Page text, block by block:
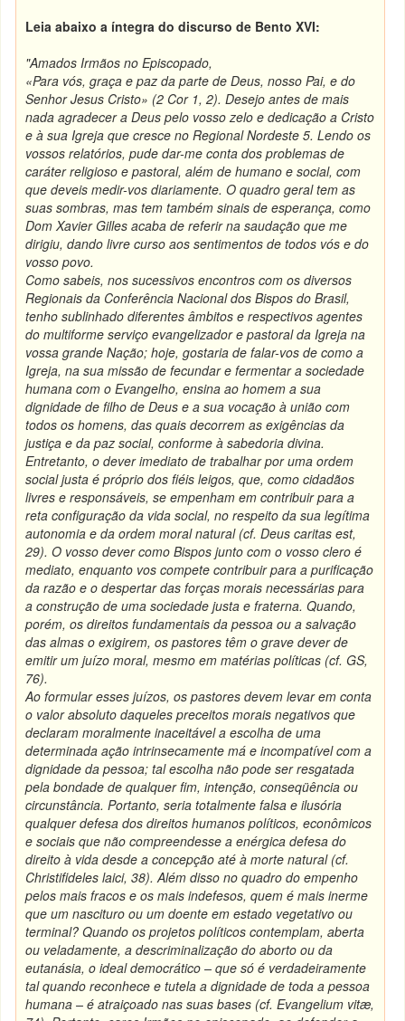
Leia abaixo a íntegra do discurso de Bento XVI:
"Amados Irmãos no Episcopado,
«Para vós, graça e paz da parte de Deus, nosso Pai, e do
Senhor Jesus Cristo» (2 Cor 1, 2). Desejo antes de mais
nada agradecer a Deus pelo vosso zelo e dedicação a Cristo
e à sua Igreja que cresce no Regional Nordeste 5. Lendo os
vossos relatórios, pude dar-me conta dos problemas de
caráter religioso e pastoral, além de humano e social, com
que deveis medir-vos diariamente. O quadro geral tem as
suas sombras, mas tem também sinais de esperança, como
Dom Xavier Gilles acaba de referir na saudação que me
dirigiu, dando livre curso aos sentimentos de todos vós e do
vosso povo.
Como sabeis, nos sucessivos encontros com os diversos
Regionais da Conferência Nacional dos Bispos do Brasil,
tenho sublinhado diferentes âmbitos e respectivos agentes
do multiforme serviço evangelizador e pastoral da Igreja na
vossa grande Nação; hoje, gostaria de falar-vos de como a
Igreja, na sua missão de fecundar e fermentar a sociedade
humana com o Evangelho, ensina ao homem a sua
dignidade de filho de Deus e a sua vocação à união com
todos os homens, das quais decorrem as exigências da
justiça e da paz social, conforme à sabedoria divina.
Entretanto, o dever imediato de trabalhar por uma ordem
social justa é próprio dos fiéis leigos, que, como cidadãos
livres e responsáveis, se empenham em contribuir para a
reta configuração da vida social, no respeito da sua legítima
autonomia e da ordem moral natural (cf. Deus caritas est,
29). O vosso dever como Bispos junto com o vosso clero é
mediato, enquanto vos compete contribuir para a purificação
da razão e o despertar das forças morais necessárias para
a construção de uma sociedade justa e fraterna. Quando,
porém, os direitos fundamentais da pessoa ou a salvação
das almas o exigirem, os pastores têm o grave dever de
emitir um juízo moral, mesmo em matérias políticas (cf. GS,
76).
Ao formular esses juízos, os pastores devem levar em conta
o valor absoluto daqueles preceitos morais negativos que
declaram moralmente inaceitável a escolha de uma
determinada ação intrinsecamente má e incompatível com a
dignidade da pessoa; tal escolha não pode ser resgatada
pela bondade de qualquer fim, intenção, conseqüência ou
circunstância. Portanto, seria totalmente falsa e ilusória
qualquer defesa dos direitos humanos políticos, econômicos
e sociais que não compreendesse a enérgica defesa do
direito à vida desde a concepção até à morte natural (cf.
Christifideles laici, 38). Além disso no quadro do empenho
pelos mais fracos e os mais indefesos, quem é mais inerme
que um nascituro ou um doente em estado vegetativo ou
terminal? Quando os projetos políticos contemplam, aberta
ou veladamente, a descriminalização do aborto ou da
eutanásia, o ideal democrático – que só é verdadeiramente
tal quando reconhece e tutela a dignidade de toda a pessoa
humana – é atraiçoado nas suas bases (cf. Evangelium vitæ,